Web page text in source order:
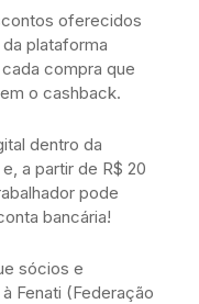
oferecidos
plataforma
compra que
o cashback.
dentro da
a partir de R$ 20
pode
bancária!
sócios e
Fenati (Federação